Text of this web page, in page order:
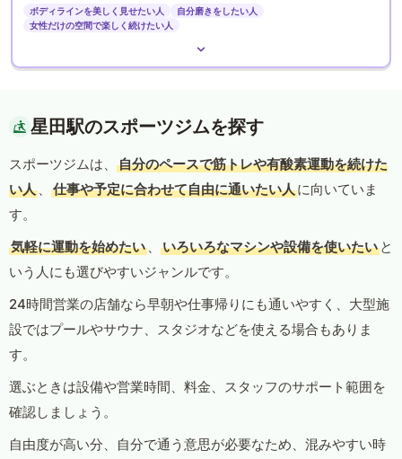
ボディラインを美しく見せたい人
自分磨きをしたい人
女性だけの空間で楽しく続けたい人
星田駅のスポーツジムを探す
スポーツジムは、
自分のペースで筋トレや有酸素運動を続けた
い人 、 仕事や予定に合わせて自由に通いたい人に向いていま
す。
気軽に運動を始めたい 、 いろいろなマシンや設備を使いたい と
いう人にも選びやすいジャンルです。
24時間営業の店舗なら早朝や仕事帰りにも通いやすく、大型施
設ではプールやサウナ、スタジオなどを使える場合もありま
す。
選ぶときは設備や営業時間、料金、スタッフのサポート範囲を
確認しましょう。
自由度が高い分、自分で通う意思が必要なため、混みやすい時